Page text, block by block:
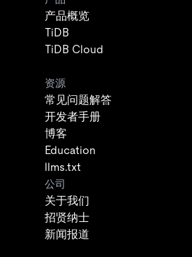
产品概览
TiDB
TiDB Cloud
资源
常见问题解答
开发者手册
博客
Education
llms.txt
公司
关于我们
招贤纳士
新闻报道